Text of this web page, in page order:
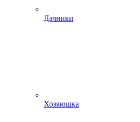
Дачники
Хозяюшка